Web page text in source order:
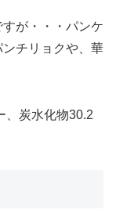
が・・・パンケ
チリョクや、華
、炭水化物30.2